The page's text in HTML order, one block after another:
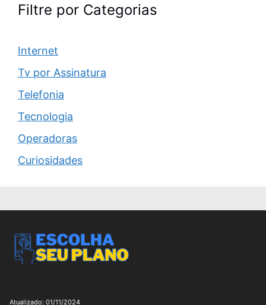
Filtre por Categorias
Internet
Tv por Assinatura
Telefonia
Tecnologia
Operadoras
Curiosidades
Atualizado: 01/11/2024